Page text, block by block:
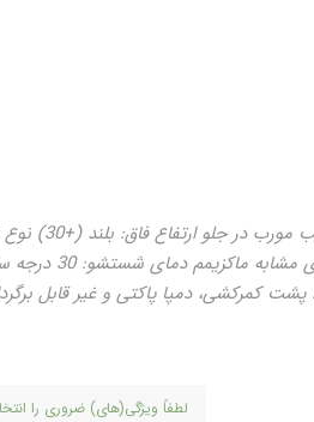
جنس پارچه: لایسیک نحوه بسته‌شدن
دستی/ماشینی نحوه شستشو: به صورت مجزا
لطفاً ویژگی(های) ضروری را